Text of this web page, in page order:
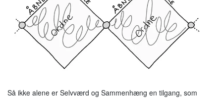
Så ikke alene er Selvværd og Sammenhæng en tilgang, som